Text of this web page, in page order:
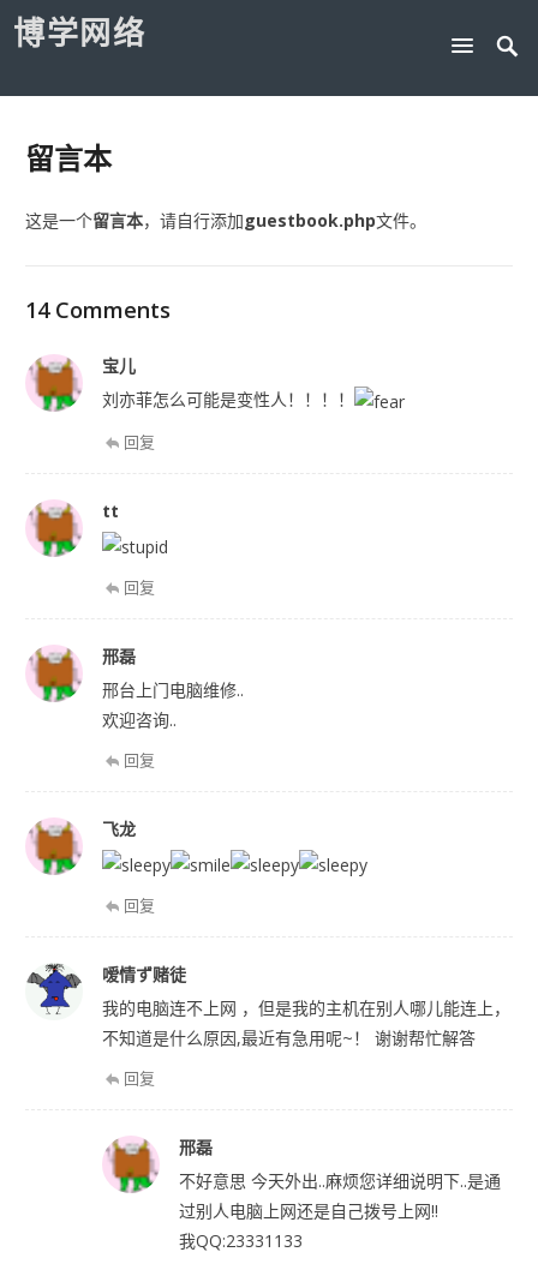
博学网络
留言本
这是一个留言本，请自行添加guestbook.php文件。
14 Comments
宝儿
刘亦菲怎么可能是变性人！！！！
回复
tt
回复
邢磊
邢台上门电脑维修..
欢迎咨询..
回复
飞龙
回复
嗳情ず赌徒
我的电脑连不上网 ，但是我的主机在别人哪儿能连上，
不知道是什么原因,最近有急用呢~！ 谢谢帮忙解答
回复
邢磊
不好意思 今天外出..麻烦您详细说明下..是通
过别人电脑上网还是自己拨号上网!!
我QQ:23331133